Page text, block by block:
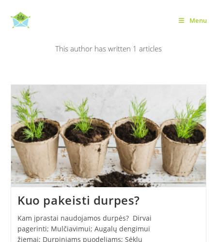
content
Menu
Autorius:
This author has written 1 articles
Kuo pakeisti durpes?
Kam įprastai naudojamos durpės? Dirvai
pagerinti; Mulčiavimui; Augalų dengimui
žiemai; Durpiniams puodeliams; Sėklų